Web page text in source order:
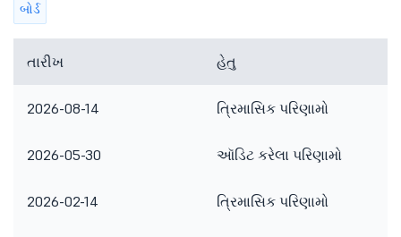
બોર્ડ
તારીખ હેતુ
2026-08-14 ત્રિમાસિક પરિણામો
2026-05-30 ઑડિટ કરેલા પરિણામો
2026-02-14 ત્રિમાસિક પરિણામો